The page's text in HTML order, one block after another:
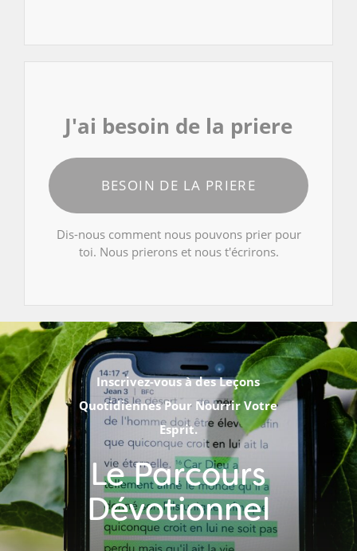
J'ai besoin de la priere
BESOIN DE LA PRIERE
Dis-nous comment nous pouvons prier pour
toi. Nous prierons et nous t'écrirons.
Inscrivez-vous à des Leçons
Quotidiennes Pour Nourrir Votre
Esprit.
Le Parcours
Dévotionnel